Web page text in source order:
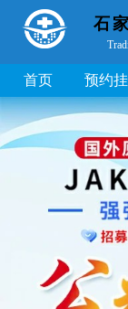
石
首页 预约